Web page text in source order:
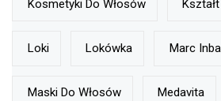
Kosmetyki Do Włosów
Loki Lokówka Marc
Maski Do Włosów Medavita